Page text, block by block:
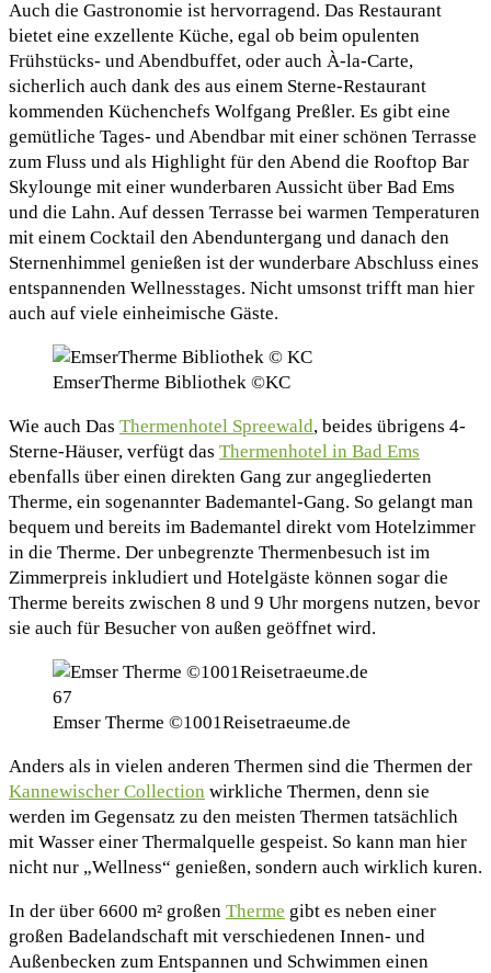
Auch die Gastronomie ist hervorragend. Das Restaurant
bietet eine exzellente Küche, egal ob beim opulenten
Frühstücks- und Abendbuffet, oder auch À-la-Carte,
sicherlich auch dank des aus einem Sterne-Restaurant
kommenden Küchenchefs Wolfgang Preßler. Es gibt eine
gemütliche Tages- und Abendbar mit einer schönen Terrasse
zum Fluss und als Highlight für den Abend die Rooftop Bar
Skylounge mit einer wunderbaren Aussicht über Bad Ems
und die Lahn. Auf dessen Terrasse bei warmen Temperaturen
mit einem Cocktail den Abenduntergang und danach den
Sternenhimmel genießen ist der wunderbare Abschluss eines
entspannenden Wellnesstages. Nicht umsonst trifft man hier
auch auf viele einheimische Gäste.
EmserTherme Bibliothek ©KC
Wie auch Das Thermenhotel Spreewald, beides übrigens 4-
Sterne-Häuser, verfügt das Thermenhotel in Bad Ems
ebenfalls über einen direkten Gang zur angegliederten
Therme, ein sogenannter Bademantel-Gang. So gelangt man
bequem und bereits im Bademantel direkt vom Hotelzimmer
in die Therme. Der unbegrenzte Thermenbesuch ist im
Zimmerpreis inkludiert und Hotelgäste können sogar die
Therme bereits zwischen 8 und 9 Uhr morgens nutzen, bevor
sie auch für Besucher von außen geöffnet wird.
Emser Therme ©1001Reisetraeume.de
Anders als in vielen anderen Thermen sind die Thermen der
Kannewischer Collection wirkliche Thermen, denn sie
werden im Gegensatz zu den meisten Thermen tatsächlich
mit Wasser einer Thermalquelle gespeist. So kann man hier
nicht nur „Wellness“ genießen, sondern auch wirklich kuren.
In der über 6600 m² großen Therme gibt es neben einer
großen Badelandschaft mit verschiedenen Innen- und
Außenbecken zum Entspannen und Schwimmen einen